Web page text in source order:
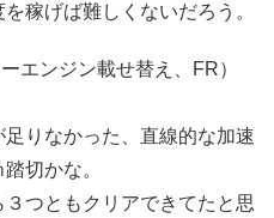
稼げば難しくないだろう。
エンジン載せ替え、FR）
りなかった、直線的な加速
切かな。
つともクリアできてたと思